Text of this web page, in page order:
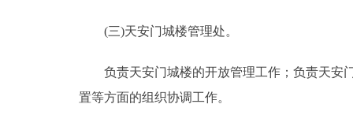
(三)天安门城楼管理处。
负责天安门城楼的开放管理工作；负责天安门
置等方面的组织协调工作。